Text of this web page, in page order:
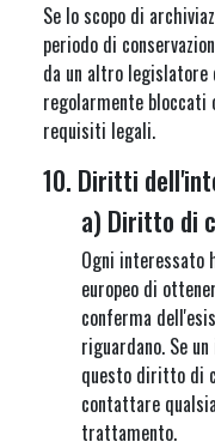
Se lo scopo di
periodo di
da un altro legislatore
regolarmente
requisiti legali.
10. Diritti
a) Diritto di
Ogni
europeo di
conferma
riguardano. Se
questo diritto di
contattare
trattamento.